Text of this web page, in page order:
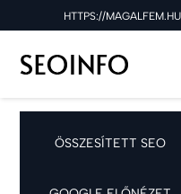
ÖSSZESÍTETT SEO